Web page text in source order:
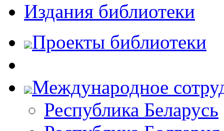
Издания библиотеки
Проекты библиотеки
Международное
Республика Беларусь